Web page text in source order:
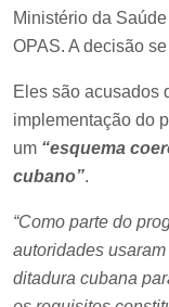
Ministério da
OPAS. A decisão
Eles são acusados
implementação do
um “esquema
cubano”.
“Como parte do
autoridades
ditadura cubana